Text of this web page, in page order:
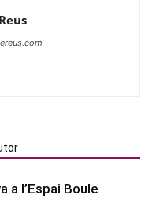
a l’Espai Boule